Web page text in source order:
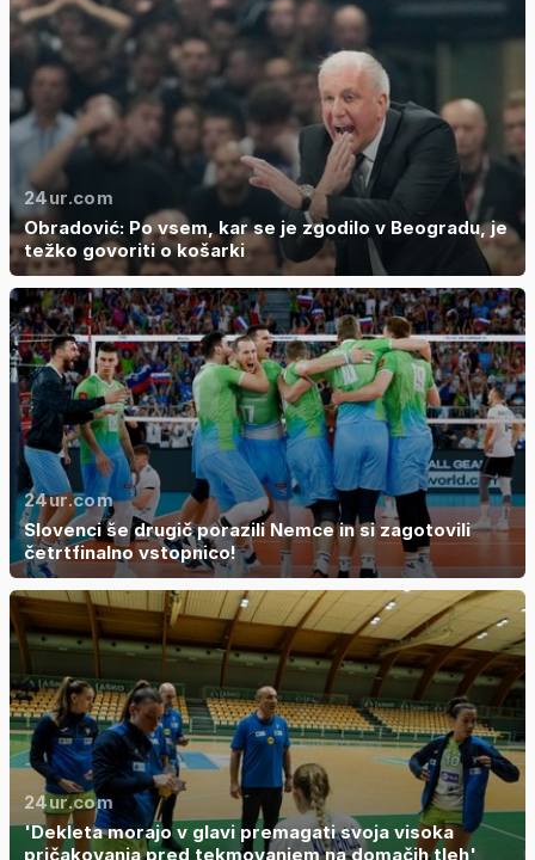
24ur.com
Obradović: Po vsem, kar se je zgodilo v Beogradu, je
težko govoriti o košarki
24ur.com
Slovenci še drugič porazili Nemce in si zagotovili
četrtfinalno vstopnico!
24ur.com
'Dekleta morajo v glavi premagati svoja visoka
pričakovanja pred tekmovanjem na domačih tleh'